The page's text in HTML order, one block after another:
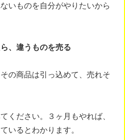
いものを自分がやりたいから
、違うものを売る
の商品は引っ込めて、売れそ
ください。３ヶ月もやれば、
いるとわかります。